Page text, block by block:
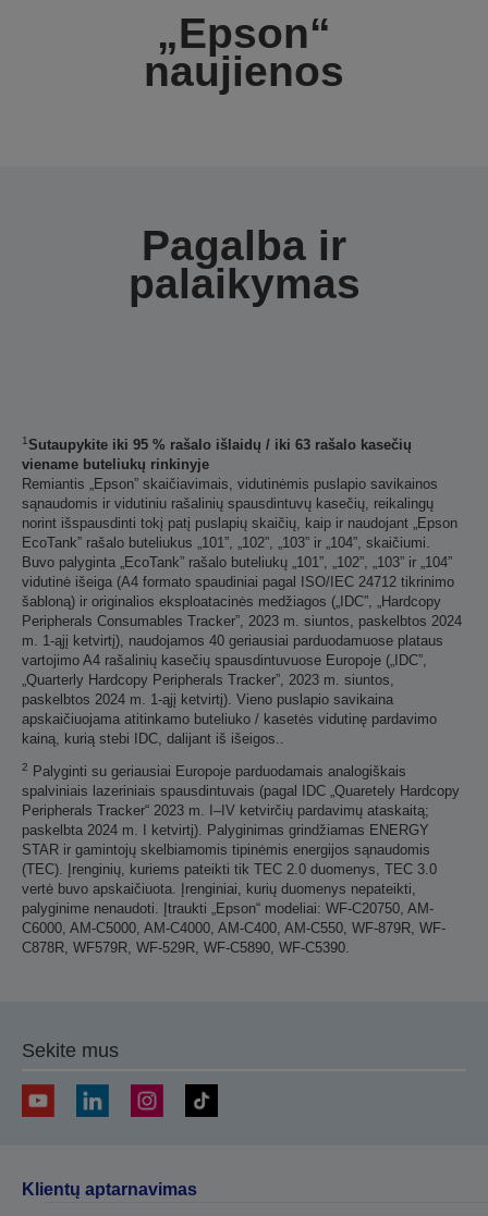
„Epson“
naujienos
Pagalba ir
palaikymas
1Sutaupykite iki 95 % rašalo išlaidų / iki 63 rašalo kasečių
viename buteliukų rinkinyje
Remiantis „Epson” skaičiavimais, vidutinėmis puslapio savikainos
sąnaudomis ir vidutiniu rašalinių spausdintuvų kasečių, reikalingų
norint išspausdinti tokį patį puslapių skaičių, kaip ir naudojant „Epson
EcoTank” rašalo buteliukus „101”, „102”, „103” ir „104”, skaičiumi.
Buvo palyginta „EcoTank” rašalo buteliukų „101”, „102”, „103” ir „104”
vidutinė išeiga (A4 formato spaudiniai pagal ISO/IEC 24712 tikrinimo
šabloną) ir originalios eksploatacinės medžiagos („IDC”, „Hardcopy
Peripherals Consumables Tracker”, 2023 m. siuntos, paskelbtos 2024
m. 1-ąjį ketvirtį), naudojamos 40 geriausiai parduodamuose plataus
vartojimo A4 rašalinių kasečių spausdintuvuose Europoje („IDC”,
„Quarterly Hardcopy Peripherals Tracker”, 2023 m. siuntos,
paskelbtos 2024 m. 1-ąjį ketvirtį). Vieno puslapio savikaina
apskaičiuojama atitinkamo buteliuko / kasetės vidutinę pardavimo
kainą, kurią stebi IDC, dalijant iš išeigos..
2
Palyginti su geriausiai Europoje parduodamais analogiškais
spalviniais lazeriniais spausdintuvais (pagal IDC „Quaretely Hardcopy
Peripherals Tracker“ 2023 m. I–IV ketvirčių pardavimų ataskaitą;
paskelbta 2024 m. I ketvirtį). Palyginimas grindžiamas ENERGY
STAR ir gamintojų skelbiamomis tipinėmis energijos sąnaudomis
(TEC). Įrenginių, kuriems pateikti tik TEC 2.0 duomenys, TEC 3.0
vertė buvo apskaičiuota. Įrenginiai, kurių duomenys nepateikti,
palyginime nenaudoti. Įtraukti „Epson“ modeliai: WF-C20750, AM-
C6000, AM-C5000, AM-C4000, AM-C400, AM-C550, WF-879R, WF-
C878R, WF579R, WF-529R, WF-C5890, WF-C5390.
Sekite mus
Klientų aptarnavimas